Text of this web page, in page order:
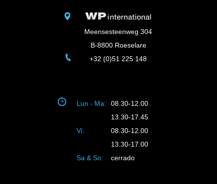
Meensesteenweg 304
B-8800 Roeselare
+32 (0)51 225 148
Lun - Ma:
08.30-12.00
13.30-17.45
Vi:
08.30-12.00
13.30-17.00
Sa & So:
cerrado